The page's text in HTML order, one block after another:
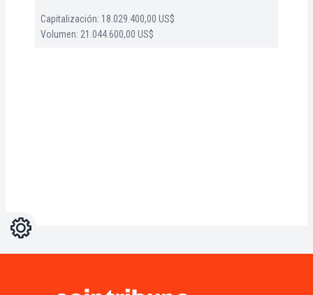
Capitalización: 18.029.400,00 US$
Volumen: 21.044.600,00 US$
Ajustes